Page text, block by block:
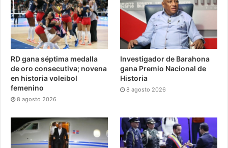
RD gana séptima medalla
de oro consecutiva; novena
en historia voleibol
femenino
8 agosto 2026
Investigador de Barahona
gana Premio Nacional de
Historia
8 agosto 2026